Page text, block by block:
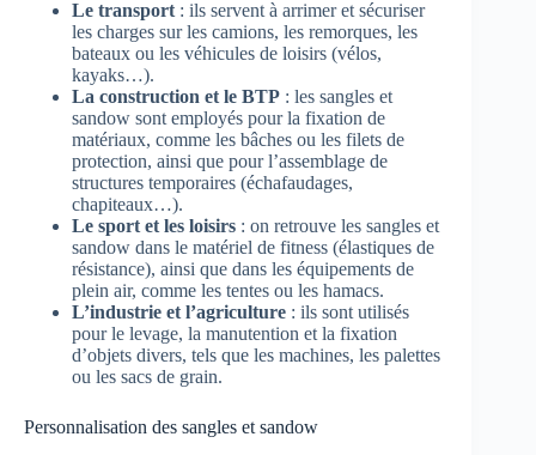
Le transport : ils servent à arrimer et sécuriser
les charges sur les camions, les remorques, les
bateaux ou les véhicules de loisirs (vélos,
kayaks…).
La construction et le BTP : les sangles et
sandow sont employés pour la fixation de
matériaux, comme les bâches ou les filets de
protection, ainsi que pour l’assemblage de
structures temporaires (échafaudages,
chapiteaux…).
Le sport et les loisirs : on retrouve les sangles et
sandow dans le matériel de fitness (élastiques de
résistance), ainsi que dans les équipements de
plein air, comme les tentes ou les hamacs.
L’industrie et l’agriculture : ils sont utilisés
pour le levage, la manutention et la fixation
d’objets divers, tels que les machines, les palettes
ou les sacs de grain.
Personnalisation des sangles et sandow